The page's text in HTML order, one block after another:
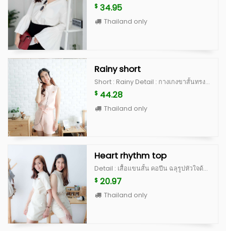
$ 34.95
Thailand only
Rainy short
Short : Rainy Detail : กางเกงขาสั้นทรงสวย เป็นเอวสูง ดีไซน์จับจีบตรงขอบ เป็นงานละเอียด มีขอบกางเกงให้สามารถรอยผ้าผูกเป็นโบว์ด้านหน้าได้ ซิปหลังซ่อน มีกระเป๋าจริงด้านข้าง 2 ด้าน ทำจากผ้านำเข้าเนื้อดี มีซับในและอัดกาวเต็มตัว คัดติ้งเนี้ยบ ใส่แล้วผอม เป็นตัวโปรดของแม่ค้าเลยค่ะ  Color : white, peach, blue, beige scott (limited) **สำหรับสี beige scott จะเป็นผ้าญี่ปุ่นสั่งนำเข้าพิเศษ ลอตแรกมีจำนวนไม่เยอะค่ะ ^^ Size S : เอว 25” สะโพก 35” ยาว 15” Size M : เอว 26” สะโพก 36” ยาว 15”
$ 44.28
Thailand only
Heart rhythm top
Detail : เสื้อแขนสั้น คอปีน ฉลุรูปหัวใจด้านซ้ายของหน้าอก ด้านหลังเป็นกระดุมปั้ม ดีไซน์น่ารักสุดๆ เป็น signature ของทางร้าน ตัวเสื้อทำจากผ้านำเข้าเนื้อดี มีซับในและอัดกาวเต็มตัว คัดติ้งเนี้ยบ ไม่อยากให้พลาดจริงๆค่ะตัวนี้ มีจำนวนจำกัดนะคะ Color : white, peach, blue, beige scott (limited) **สำหรับสี beige scott จะเป็นผ้าญี่ปุ่นสั่งนำเข้าพิเศษ ลอตแรกมีจำนวนไม่เยอะค่ะ ^^ Size : อก 36” ยาว 20” แขนเสื้อยาว 8.5”
$ 20.97
Thailand only